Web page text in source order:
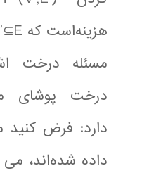
هزینه‌است که E’⊆E و T⊆V’⊆V
مسئله درخت
درخت پوشای
داده شده‌اند، می